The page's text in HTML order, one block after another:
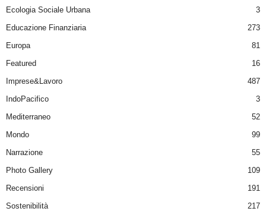
Ecologia Sociale Urbana
3
Educazione Finanziaria
273
Europa
81
Featured
16
Imprese&Lavoro
487
IndoPacifico
3
Mediterraneo
52
Mondo
99
Narrazione
55
Photo Gallery
109
Recensioni
191
Sostenibilità
217